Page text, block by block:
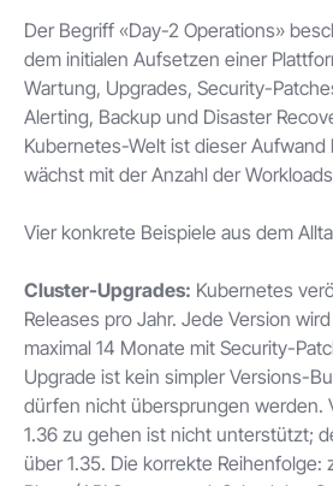
Der Begriff «Day-2 Operations»
dem initialen Aufsetzen einer
Wartung, Upgrades, Security-
Alerting, Backup und Disaster
Kubernetes-Welt ist dieser
wächst mit der Anzahl der
Vier konkrete Beispiele aus dem
Cluster-Upgrades: Kubernetes
Releases pro Jahr. Jede Version
maximal 14 Monate mit Security-
Upgrade ist kein simpler Versions-
dürfen nicht übersprungen werden.
1.36 zu gehen ist nicht unterstützt;
über 1.35. Die korrekte Reihenfolge: